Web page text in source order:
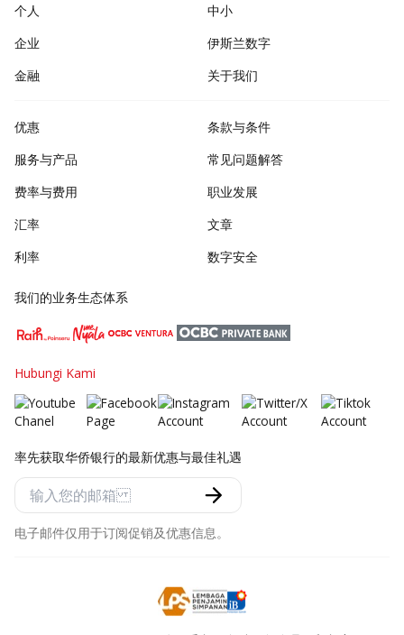
个人
中小
企业
伊斯兰数字
金融
关于我们
优惠
服务与产品
费率与费用
汇率
利率
条款与条件
常见问题解答
职业发展
文章
数字安全
我们的业务生态体系
Hubungi Kami
率先获取华侨银行的最新优惠与最佳礼遇
电子邮件仅用于订阅促销及优惠信息。